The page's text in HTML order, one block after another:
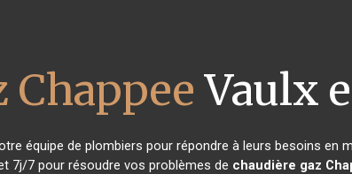
ChappeeVaulx
équipe de plombiers pour répondre à leurs besoins en
7j/7 pour résoudre vos problèmes de chaudière gaz